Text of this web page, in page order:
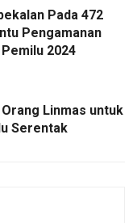
Pada 472
Pengamanan
2024
Linmas untuk
Serentak